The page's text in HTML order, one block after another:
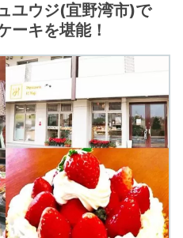
ユウジ(宜野湾市)で
ーキを堪能！